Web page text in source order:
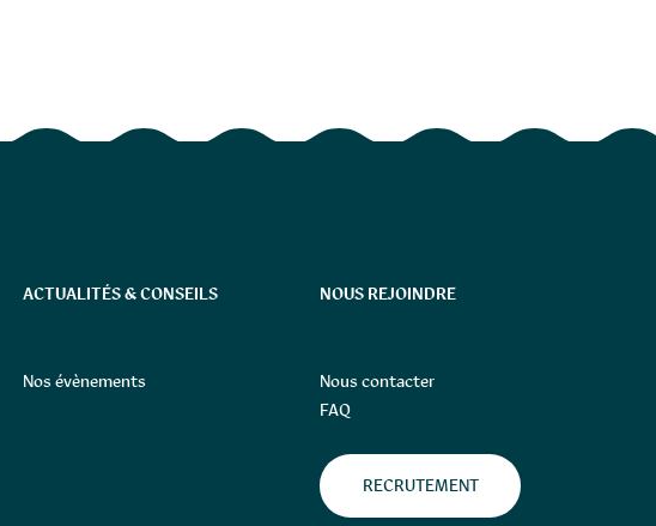
ACTUALITÉS & CONSEILS
Nos évènements
NOUS REJOINDRE
Nous contacter
FAQ
RECRUTEMENT